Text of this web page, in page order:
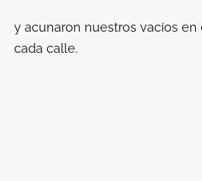
y acunaron nuestros vacíos en
cada calle.